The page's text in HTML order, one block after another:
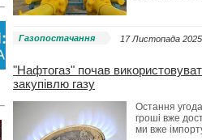
Газопостачання 17 Листопада
"Нафтогаз" почав
закупівлю газу
Остання
гроші вже
ми вже